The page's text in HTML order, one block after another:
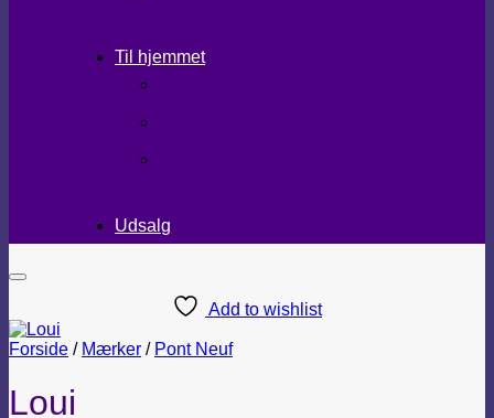
Til hjemmet
Udsalg
Add to wishlist
Forside / Mærker / Pont Neuf
Loui